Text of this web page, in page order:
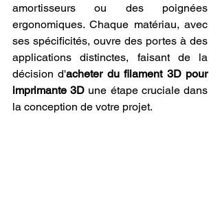
amortisseurs ou des poignées
ergonomiques. Chaque matériau, avec
ses spécificités, ouvre des portes à des
applications distinctes, faisant de la
décision d'acheter du filament 3D pour
imprimante 3D une étape cruciale dans
la conception de votre projet.